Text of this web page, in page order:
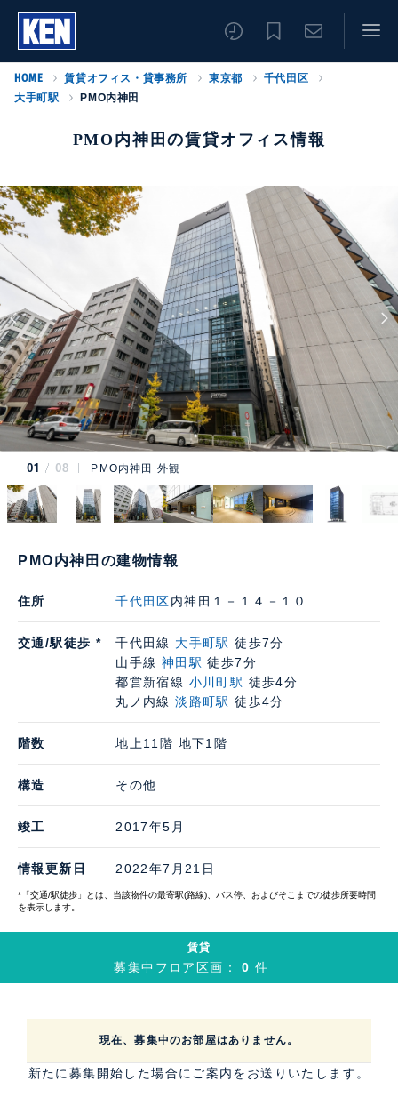
HOME 賃貸オフィス・貸事務所 東京都
千代田区
大手町駅
PMO内神田
PMO内神田の賃貸オフィス情報
01 08 PMO内神田 外観
PMO内神田の建物情報
住所 千代田区内神田１－１４－１０
交通/駅徒歩 * 千代田線 大手町駅 徒歩7分
山手線 神田駅 徒歩7分
都営新宿線 小川町駅 徒歩4分
丸ノ内線淡路町駅 徒歩4分
階数 地上11階 地下1階
構造 その他
竣工 2017年5月
情報更新日 2022年7月21日
*「交通/駅徒歩」とは、当該物件の最寄駅(路線)、バス停、およびそこまでの徒歩所要時間
を表示します。
賃貸
募集中フロア区画：0件
現在、募集中のお部屋はありません。
新たに募集開始した場合にご案内をお送りいたします。